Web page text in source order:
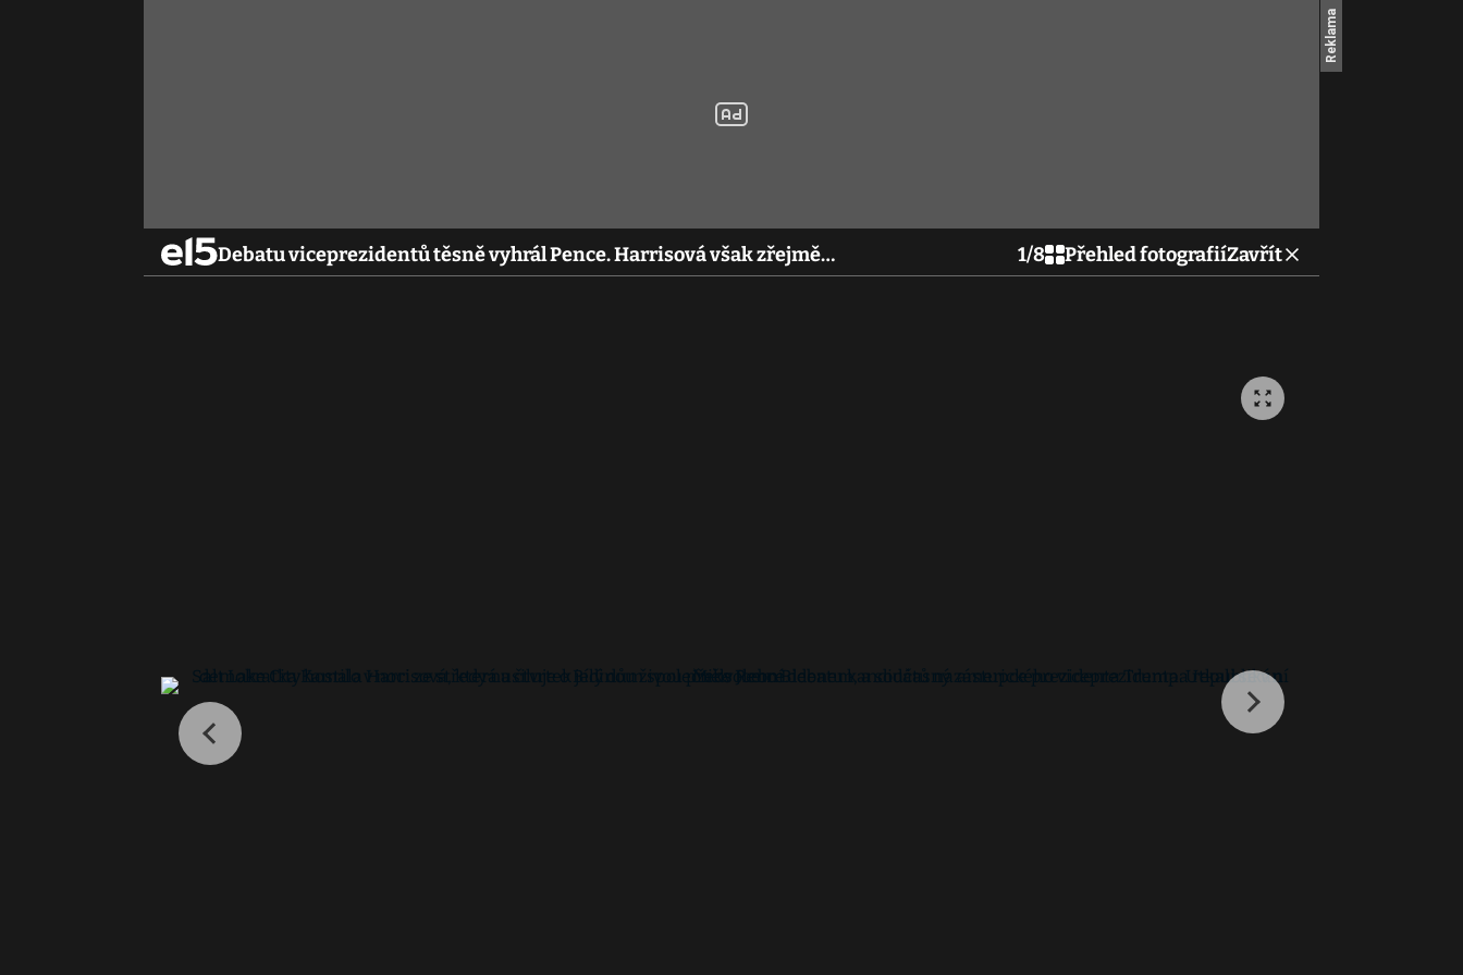
Debatu viceprezidentů těsně vyhrál Pence. Harrisová však zřejmě… 1/8 Přehled fotografiíZavřít